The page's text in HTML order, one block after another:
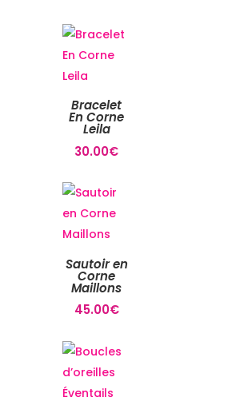
Bracelet
En Corne
Leila
30.00€
Sautoir en
Corne
Maillons
45.00€